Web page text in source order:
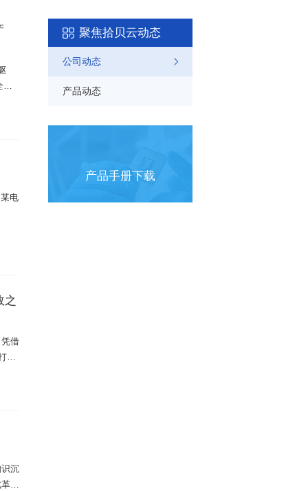
生
电
之
借
造
沉
新
聚焦拾贝云动态
公司动态
产品动态
产品手册下载